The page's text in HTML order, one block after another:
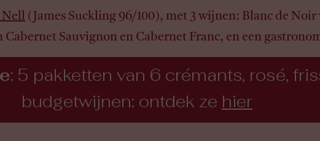
Nell (James Suckling 96/100), met 3 wijnen: Blanc de Noir
Cabernet Sauvignon en Cabernet Franc, en een
: 5 pakketten van 6 crémants, rosé,
budgetwijnen: ontdek ze hier